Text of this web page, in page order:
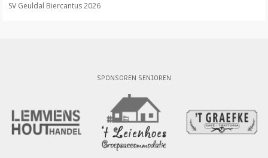
SV Geuldal Biercantus 2026
SPONSOREN SENIOREN